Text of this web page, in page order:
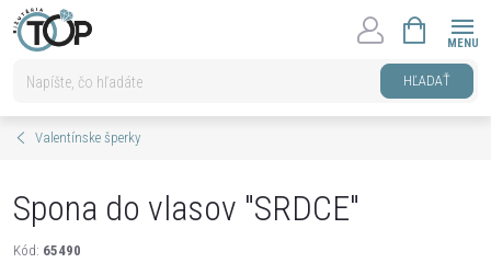
Prejsť
na
HĽADAŤ
KOŠÍK
Valentínske šperky
Spona do vlasov "SRDCE"
Kód: 65490